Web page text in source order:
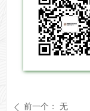
ꄴ 前一个： 无